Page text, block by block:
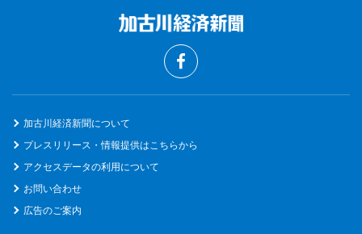
加古川経済新聞について
プレスリリース・情報提供はこちらから
アクセスデータの利用について
お問い合わせ
広告のご案内